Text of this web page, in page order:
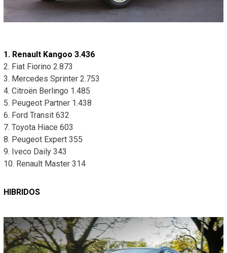
1. Renault Kangoo 3.436
2. FiatFiorino 2.873
3. Mercedes Sprinter 2.753
4. Citroën Berlingo 1.485
5. Peugeot Partner 1.438
6. Ford Transit 632
7. ToyotaHiace 603
8. Peugeot Expert 355
9. Iveco Daily 343
10. Renault Master 314
HIBRIDOS